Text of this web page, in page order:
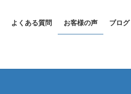
よくある質問 お客様の声 ブログ